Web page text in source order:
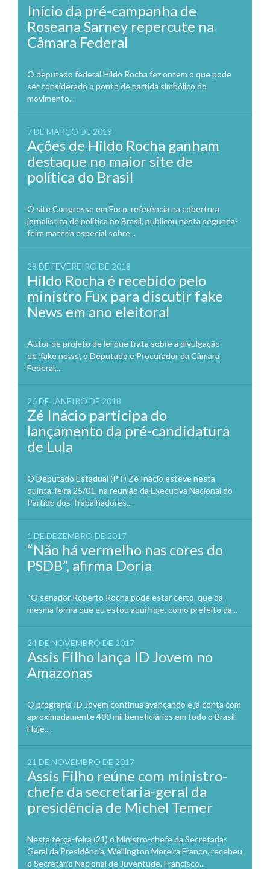
Início da pré-campanha de
Roseana Sarney repercute na
Câmara Federal
O deputado federal Hildo Rocha fez ontem o que pode
ser considerado o ponto de partida simbólico do
movimento...
7 DE MARÇO DE 2018
Ações de Hildo Rocha ganham
destaque no maior site de
política do Brasil
O site Congresso em Foco, referência na cobertura
jornalística de política no Brasil, publicou nesta segunda-
feira matéria especial sobre...
28 DE FEVEREIRO DE 2018
Hildo Rocha é recebido pelo
ministro Fux para discutir fake
News em ano eleitoral
Autor de projeto de lei que trata sobre a divulgação
de ‘fake news’, o Deputado e Procurador da Câmara
Federal,...
26 DE JANEIRO DE 2018
Zé Inácio participa do
lançamento da pré-candidatura
de Lula
O Deputado Estadual (PT) Zé Inácio esteve nesta
quinta-feira 25/01, na reunião da Executiva Nacional do
Partido dos Trabalhadores...
1 DE DEZEMBRO DE 2017
“Não há vermelho nas cores do
PSDB”, afirma Doria
“O senador Roberto Rocha pode estar certo, que da
mesma forma que eu estou aqui hoje, como prefeito da...
24 DE NOVEMBRO DE 2017
Assis Filho lança ID Jovem no
Amazonas
O programa ID Jovem continua avançando e já conta com
aproximadamente 400 mil beneficiários em todo o Brasil.
Hoje,...
21 DE NOVEMBRO DE 2017
Assis Filho reúne com ministro-
chefe da secretaria-geral da
presidência de Michel Temer
Nesta terça-feira (21) o Ministro-chefe da Secretaria-
Geral da Presidência, Wellington Moreira Franco, recebeu
o Secretário Nacional de Juventude, Francisco...